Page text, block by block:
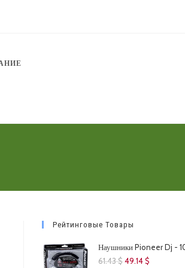
Рейтинговые Товары
Наушники Pioneer Dj -
61.43$Первоначальная
49.14$